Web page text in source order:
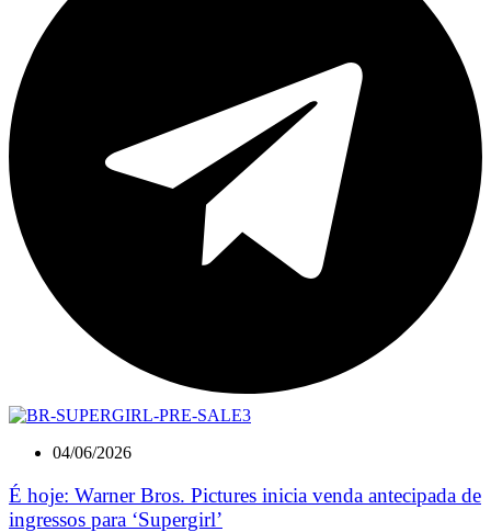
04/06/2026
É hoje: Warner Bros. Pictures inicia venda antecipada de
ingressos para ‘Supergirl’